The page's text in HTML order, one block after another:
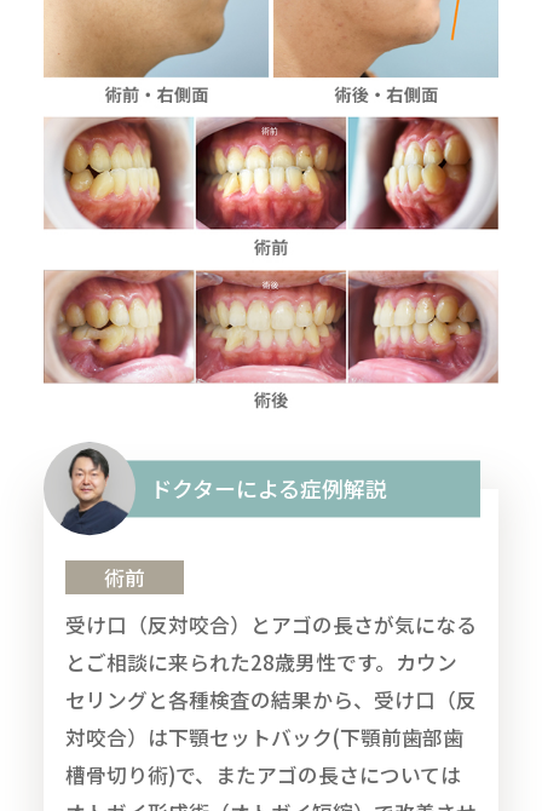
ドクターによる症例解説
術前
受け口（反対咬合）とアゴの長さが気になる
とご相談に来られた28歳男性です。カウン
セリングと各種検査の結果から、受け口（反
対咬合）は下顎セットバック(下顎前歯部歯
槽骨切り術)で、またアゴの長さについては